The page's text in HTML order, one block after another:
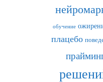
обучение
плацебо